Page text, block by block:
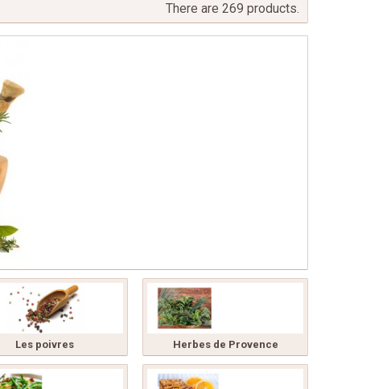
There are 269 products.
Les poivres Herbes de Provence